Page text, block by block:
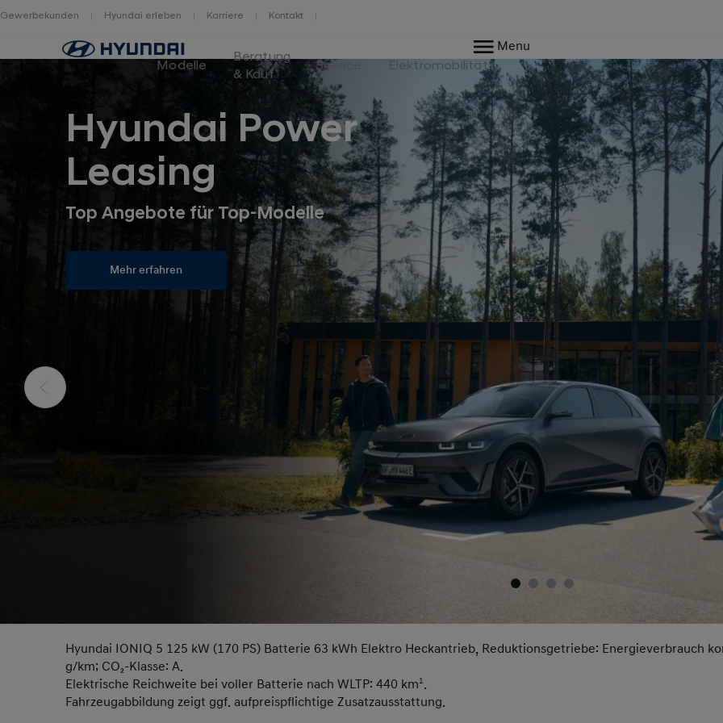
Gewerbekunden Hyundai erleben Karriere Kontakt
Home
Modelle
Beratung
& Kauf
Service Elektromobilität
Menu
Hyundai Power
Leasing
Top Angebote für Top-Modelle
Mehr erfahren
Hyundai IONIQ 5 125 kW (170 PS) Batterie 63 kWh Elektro Heckantrieb, Reduktionsgetriebe: Energieverbrauch
g/km; CO₂-Klasse: A.
Elektrische Reichweite bei voller Batterie nach WLTP: 440 km1.
Fahrzeugabbildung zeigt ggf. aufpreispflichtige Zusatzausstattung.